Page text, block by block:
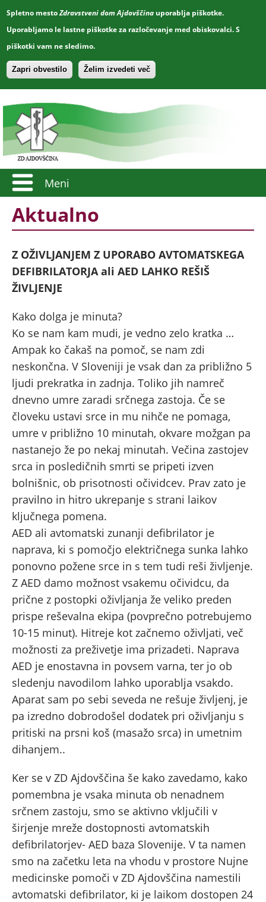
Spletno mestoZdravstveni dom Ajdovščina uporablja piškotke.
Uporabljamo le lastne piškotke za razločevanje med obiskovalci. S
piškotki vam ne sledimo.
Zapri obvestilo Želim izvedeti več
Meni
Aktualno
Z OŽIVLJANJEM Z UPORABO AVTOMATSKEGA
DEFIBRILATORJA ali AED LAHKO REŠIŠ
ŽIVLJENJE
Kako dolga je minuta?
Ko se nam kam mudi, je vedno zelo kratka …
Ampak ko čakaš na pomoč, se nam zdi
neskončna. V Sloveniji je vsak dan za približno 5
ljudi prekratka in zadnja. Toliko jih namreč
dnevno umre zaradi srčnega zastoja. Če se
človeku ustavi srce in mu nihče ne pomaga,
umre v približno 10 minutah, okvare možgan pa
nastanejo že po nekaj minutah. Večina zastojev
srca in posledičnih smrti se pripeti izven
bolnišnic, ob prisotnosti očividcev. Prav zato je
pravilno in hitro ukrepanje s strani laikov
ključnega pomena.
AED ali avtomatski zunanji defibrilator je
naprava, ki s pomočjo električnega sunka lahko
ponovno požene srce in s tem tudi reši življenje.
Z AED damo možnost vsakemu očividcu, da
prične z postopki oživljanja že veliko preden
prispe reševalna ekipa (povprečno potrebujemo
10-15 minut). Hitreje kot začnemo oživljati, več
možnosti za preživetje ima prizadeti. Naprava
AED je enostavna in povsem varna, ter jo ob
sledenju navodilom lahko uporablja vsakdo.
Aparat sam po sebi seveda ne rešuje življenj, je
pa izredno dobrodošel dodatek pri oživljanju s
pritiski na prsni koš (masažo srca) in umetnim
dihanjem..
Ker se v ZD Ajdovščina še kako zavedamo, kako
pomembna je vsaka minuta ob nenadnem
srčnem zastoju, smo se aktivno vključili v
širjenje mreže dostopnosti avtomatskih
defibrilatorjev- AED baza Slovenije. V ta namen
smo na začetku leta na vhodu v prostore Nujne
medicinske pomoči v ZD Ajdovščina namestili
avtomatski defibrilator, ki je laikom dostopen 24